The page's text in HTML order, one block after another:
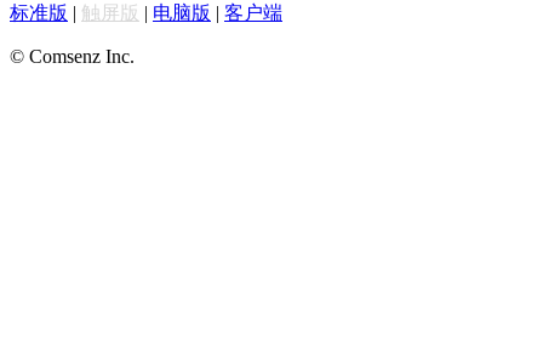
标准版 | 触屏版 | 电脑版 | 客户端
© Comsenz Inc.